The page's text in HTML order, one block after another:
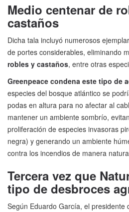
Medio centenar de
castaños
Dicha tala incluyó numerosos
de portes considerables, eliminando
robles y castaños, entre otras
Greenpeace condena este tipo de
especies del bosque atlántico se
podas en altura para no afectar al
mantener un ambiente sombrío,
proliferación de especies invasoras
negra) y generando un ambiente
contra los incendios de manera
Tercera vez que
tipo de desbroces
Según Eduardo García, el presidente